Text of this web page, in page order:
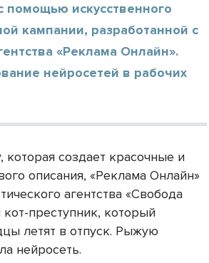
помощью искусственного
кампании, разработанной с
«Реклама Онлайн».
нейросетей в рабочих
создает красочные и
описания, «Реклама Онлайн»
агентства «Свобода
преступник, который
летят в отпуск. Рыжую
нейросеть.